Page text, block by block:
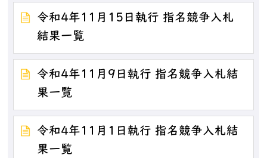
令和4年11月15日執行 指名競争入札
結果一覧
令和4年11月9日執行 指名競争入札結
果一覧
令和4年11月1日執行 指名競争入札結
果一覧